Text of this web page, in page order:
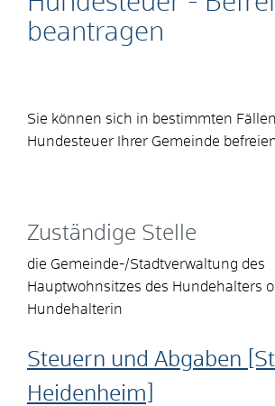
beantragen
Sie können sich in bestimmten
Hundesteuer Ihrer Gemeinde
Zuständige Stelle
die Gemeinde-/Stadtverwaltung des
Hauptwohnsitzes des Hundehalters
Hundehalterin
Steuern und Abgaben
Heidenheim]